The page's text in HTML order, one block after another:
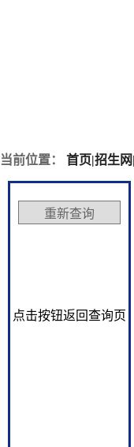
当前位置： 首页|招生网|
点击按钮返回查询页